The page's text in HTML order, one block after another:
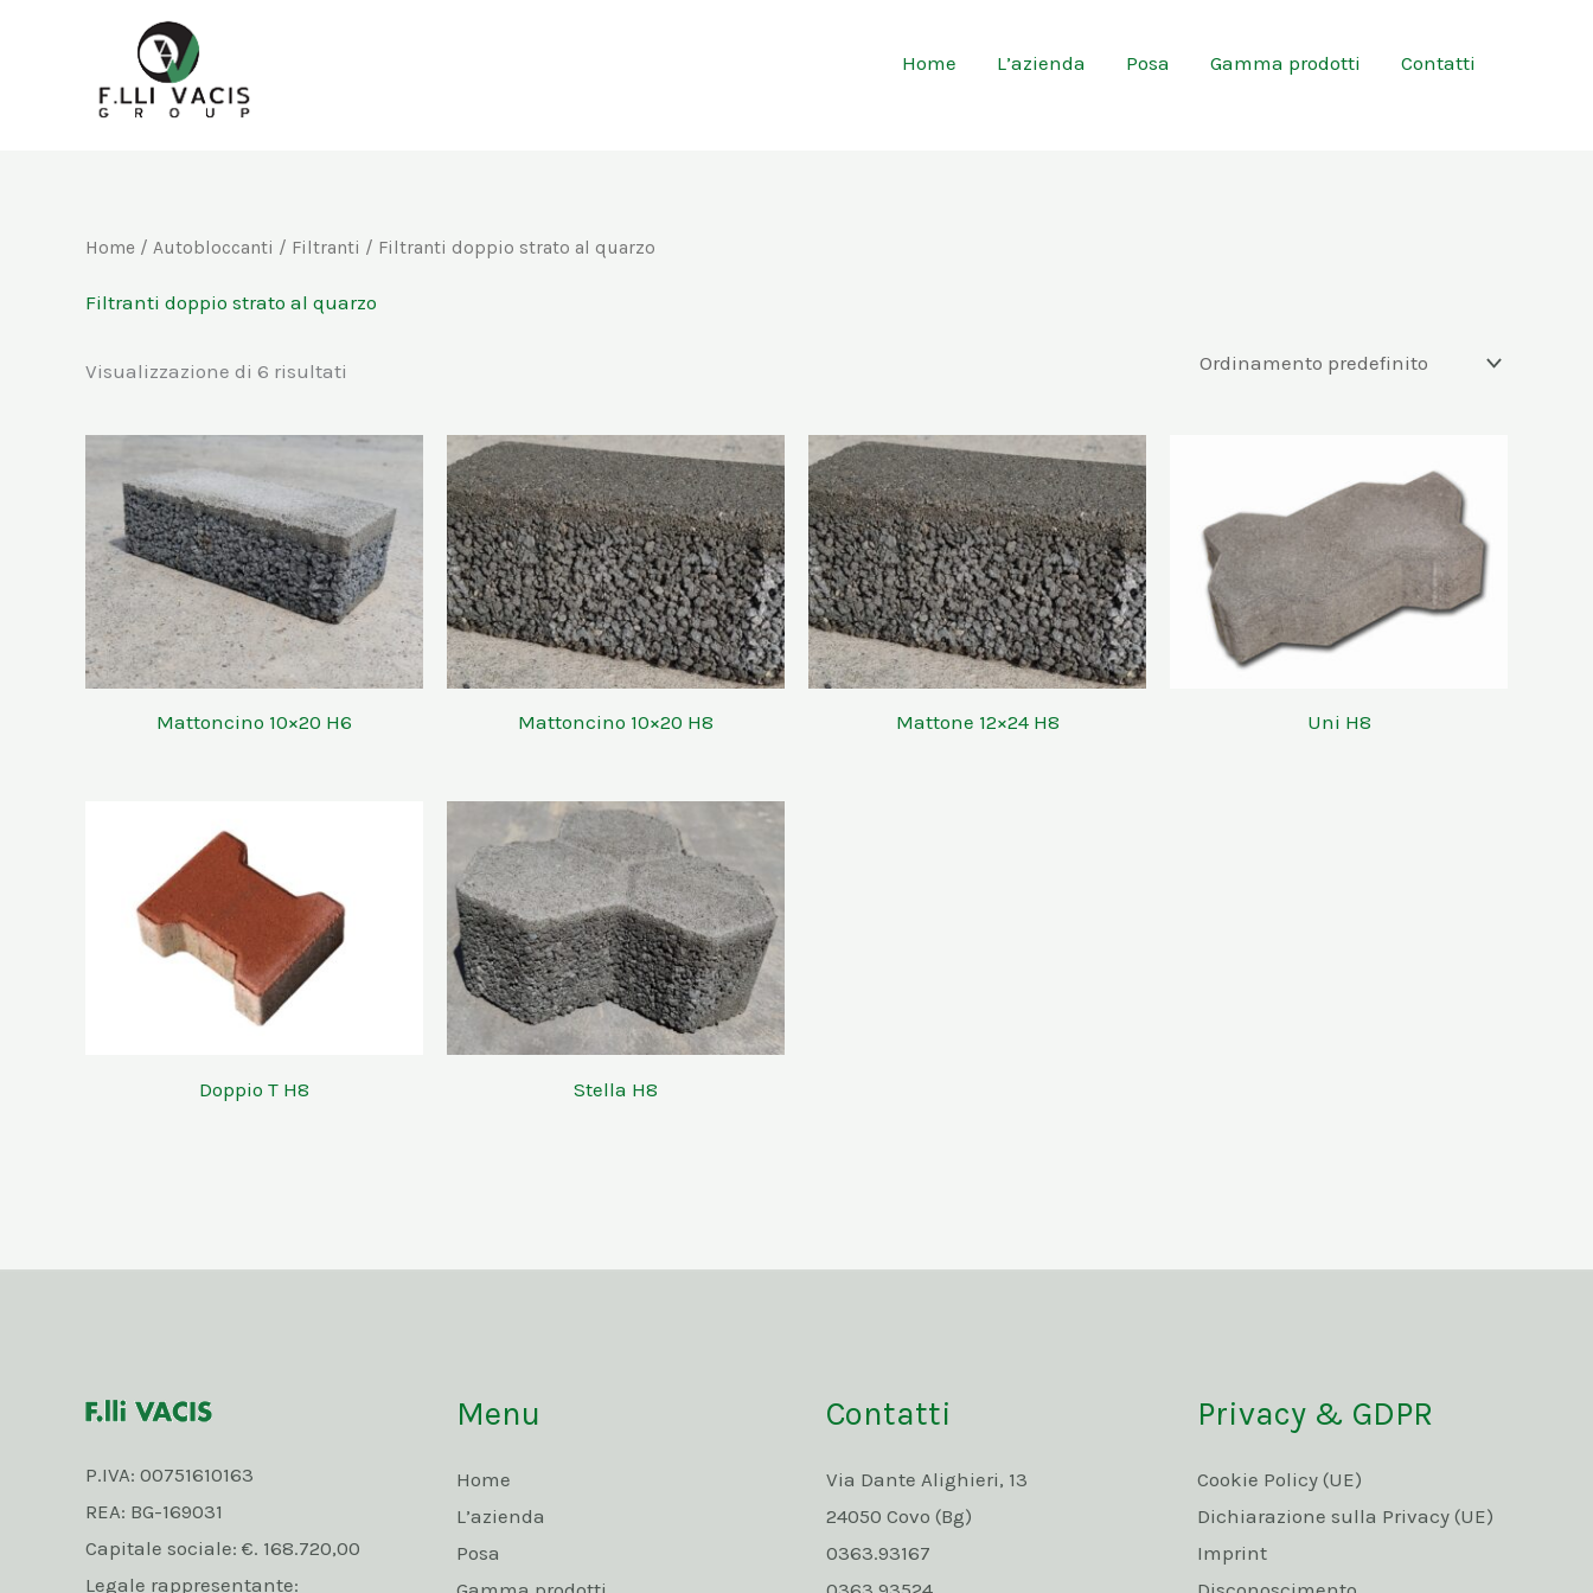
Home L’azienda Posa Gamma prodotti Contatti
Home / Autobloccanti / Filtranti / Filtranti doppio strato al quarzo
Filtranti doppio strato al quarzo
Visualizzazione di 6 risultati
Mattoncino 10×20 H6 Mattoncino 10×20 H8 Mattone 12×24 H8 Uni H8
Doppio T H8 Stella H8
P.IVA: 00751610163
REA: BG-169031
Capitale sociale: €. 168.720,00
Legale rappresentante:
Menu
Home
L’azienda
Posa
Contatti
Via Dante Alighieri, 13
24050 Covo (Bg)
0363.93167
Privacy & GDPR
Cookie Policy (UE)
Dichiarazione sulla Privacy (UE)
Imprint